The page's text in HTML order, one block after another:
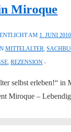
Miroque
AM 1. JUNI 2010
MITTELALTER,
, REZENSION
selbst erleben!“ in
Miroque –